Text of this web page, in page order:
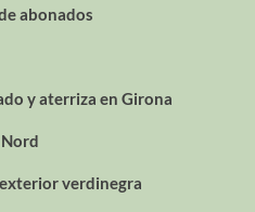
abonados
y aterriza en Girona
verdinegra